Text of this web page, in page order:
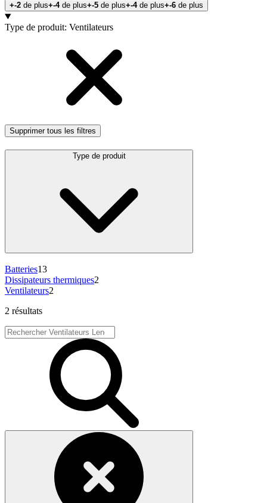
+-2 de plus+-4de plus+-5 de plus+-4de plus+-6 de plus
Produits
Type de produit: Ventilateurs
Supprimer tous les filtres
Type de produit
Batteries13
Dissipateurs thermiques2
Ventilateurs2
2 résultats